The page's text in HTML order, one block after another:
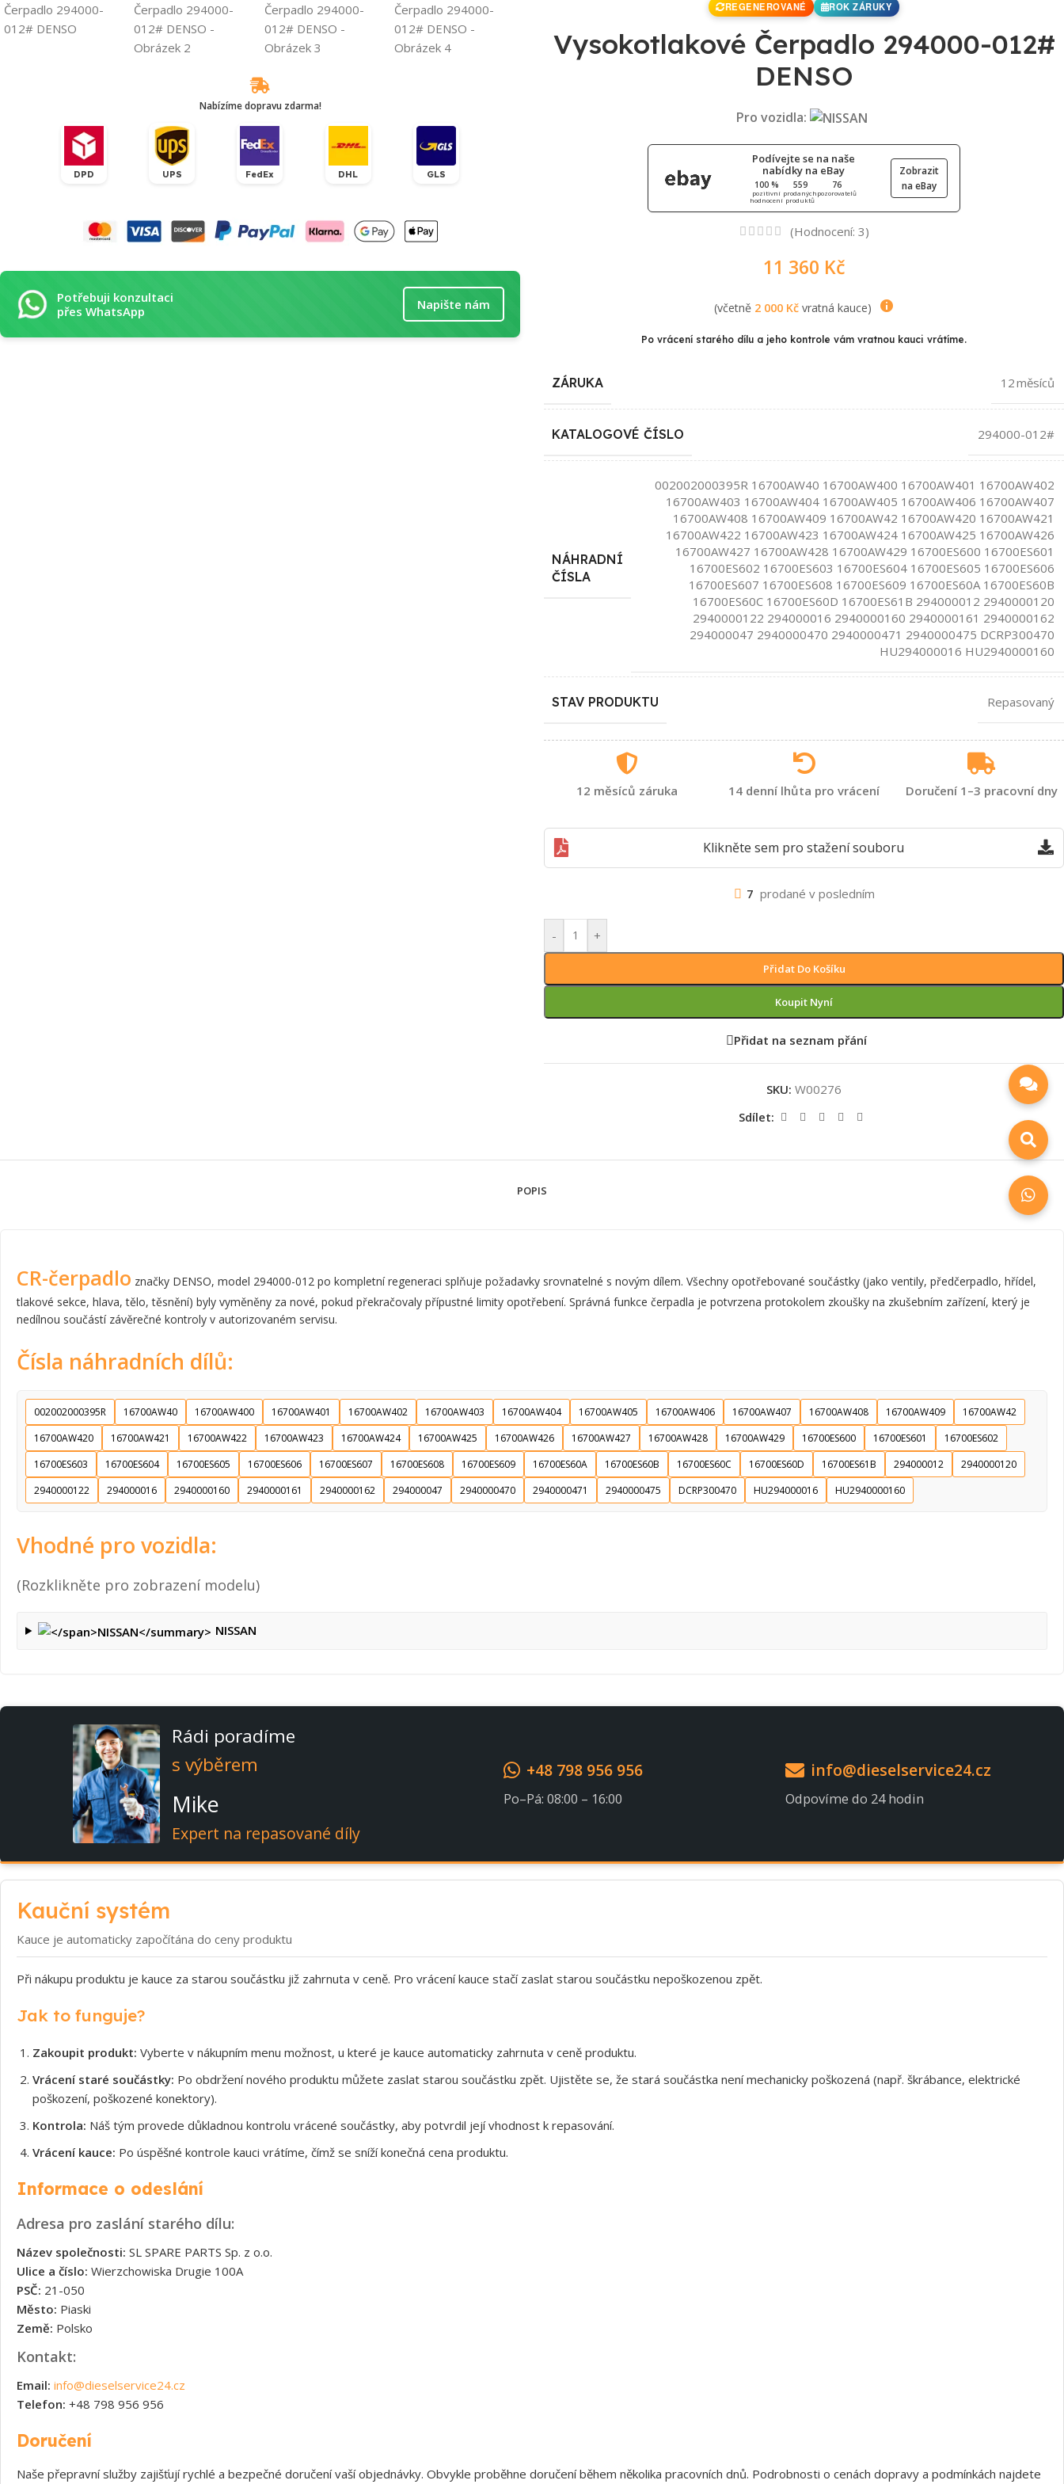
Záruka kvality
Nabízíme dopravu zdarma!
DPD UPS FedEx DHL GLS
Potřebuji konzultaci
přes WhatsApp
Napište nám
REGENEROVANÉ ROK ZÁRUKY
Vysokotlakové Čerpadlo 294000-012#
DENSO
Pro vozidla:
Podívejte se na naše
nabídky na eBay
100 %
pozitivní
hodnocení
559
prodaných
produktů
76
pozorovatelů
Zobrazit
na eBay
(Hodnocení: 3)
11 360 Kč
(včetně 2 000 Kčvratná kauce)
Po vrácení starého dílu a jeho kontrole vám vratnou kauci vrátíme.
ZÁRUKA 12 měsíců
KATALOGOVÉ ČÍSLO 294000-012#
NÁHRADNÍ
ČÍSLA
002002000395R 16700AW40 16700AW400 16700AW401 16700AW402
16700AW403 16700AW404 16700AW405 16700AW406 16700AW407
16700AW408 16700AW409 16700AW42 16700AW420 16700AW421
16700AW422 16700AW423 16700AW424 16700AW425 16700AW426
16700AW427 16700AW428 16700AW429 16700ES600 16700ES601
16700ES602 16700ES603 16700ES604 16700ES605 16700ES606
16700ES607 16700ES608 16700ES609 16700ES60A 16700ES60B
16700ES60C 16700ES60D 16700ES61B 294000012 2940000120
2940000122 294000016 2940000160 2940000161 2940000162
294000047 2940000470 2940000471 2940000475 DCRP300470
HU294000016 HU2940000160
STAV PRODUKTU Repasovaný
12 měsíců záruka 14 denní lhůta pro vrácení Doručení 1–3 pracovní dny
Klikněte sem pro stažení souboru
7 prodané v posledním
- +
Přidat Do Košíku
Koupit Nyní
Přidat na seznam přání
SKU: W00276
Sdílet:
POPIS
CR-čerpadlo značky DENSO, model 294000-012 po kompletní regeneraci splňuje požadavky srovnatelné s novým dílem. Všechny opotřebované součástky (jako ventily, předčerpadlo, hřídel,
tlakové sekce, hlava, tělo, těsnění) byly vyměněny za nové, pokud překračovaly přípustné limity opotřebení. Správná funkce čerpadla je potvrzena protokolem zkoušky na zkušebním zařízení, který je
nedílnou součástí závěrečné kontroly v autorizovaném servisu.
Čísla náhradních dílů:
002002000395R 16700AW40 16700AW400 16700AW401 16700AW402 16700AW403 16700AW404 16700AW405 16700AW406 16700AW407 16700AW408 16700AW409
16700AW42
16700AW420
16700AW421 16700AW422 16700AW423 16700AW424 16700AW425 16700AW426 16700AW427 16700AW428 16700AW429 16700ES600 16700ES601
16700ES602
16700ES603
16700ES604 16700ES605 16700ES606 16700ES607 16700ES608 16700ES609 16700ES60A 16700ES60B 16700ES60C 16700ES60D 16700ES61B 294000012
2940000120
2940000122
294000016 2940000160 2940000161 2940000162 294000047 2940000470 2940000471 2940000475 DCRP300470 HU294000016 HU2940000160
Vhodné pro vozidla:
(Rozklikněte pro zobrazení modelu)
NISSAN
Rádi poradíme
s výběrem
Mike
Expert na repasované díly
+48 798 956 956
Po–Pá: 08:00 – 16:00
info@dieselservice24.cz
Odpovíme do 24 hodin
Kauční systém
Kauce je automaticky započítána do ceny produktu
Při nákupu produktu je kauce za starou součástku již zahrnuta v ceně. Pro vrácení kauce stačí zaslat starou součástku nepoškozenou zpět.
Jak to funguje?
Zakoupit produkt: Vyberte v nákupním menu možnost, u které je kauce automaticky zahrnuta v ceně produktu.
Vrácení staré součástky: Po obdržení nového produktu můžete zaslat starou součástku zpět. Ujistěte se, že stará součástka není mechanicky poškozená (např. škrábance, elektrické
poškození, poškozené konektory).
Kontrola: Náš tým provede důkladnou kontrolu vrácené součástky, aby potvrdil její vhodnost k repasování.
Vrácení kauce: Po úspěšné kontrole kauci vrátíme, čímž se sníží konečná cena produktu.
Informace o odeslání
Adresa pro zaslání starého dílu:
Název společnosti: SL SPARE PARTS Sp. z o.o.
Ulice a číslo: Wierzchowiska Drugie 100A
PSČ: 21-050
Město: Piaski
Země: Polsko
Kontakt:
Email: info@dieselservice24.cz
Telefon: +48 798 956 956
Doručení
Naše přepravní služby zajišťují rychlé a bezpečné doručení vaší objednávky. Obvykle proběhne doručení během několika pracovních dnů. Podrobnosti o cenách dopravy a podmínkách najdete
Souhlasím s GDPR